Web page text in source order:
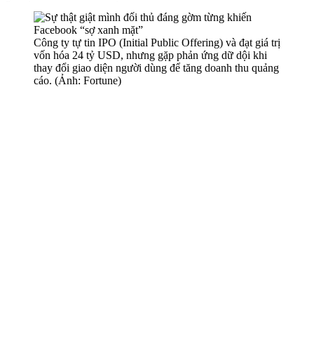
Công ty tự tin IPO (Initial Public Offering) và đạt giá trị
vốn hóa 24 tỷ USD, nhưng gặp phản ứng dữ dội khi
thay đổi giao diện người dùng để tăng doanh thu quảng
cáo. (Ảnh: Fortune)